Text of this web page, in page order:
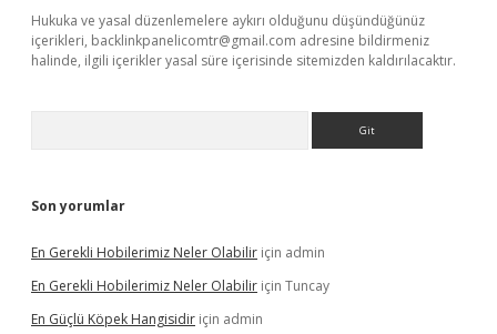
Hukuka ve yasal düzenlemelere aykırı olduğunu düşündüğünüz
içerikleri, backlinkpanelicomtr@gmail.com adresine bildirmeniz
halinde, ilgili içerikler yasal süre içerisinde sitemizden kaldırılacaktır.
Son yorumlar
En Gerekli Hobilerimiz Neler Olabilir için admin
En Gerekli Hobilerimiz Neler Olabilir için Tuncay
En Güçlü Köpek Hangisidir için admin